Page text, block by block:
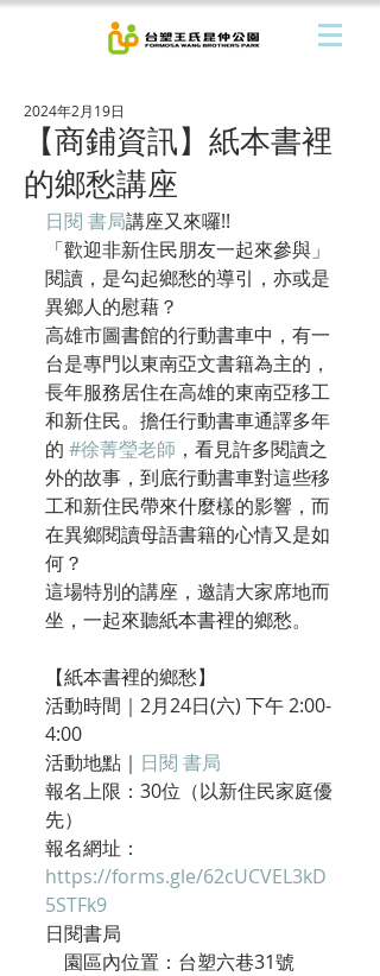
【商鋪資訊】紙本書裡
的鄉愁講座
2024年2月19日
日閱 書局講座又來囉!!
「歡迎非新住民朋友一起來參與」
閱讀，是勾起鄉愁的導引，亦或是
異鄉人的慰藉？
高雄市圖書館的行動書車中，有一
台是專門以東南亞文書籍為主的，
長年服務居住在高雄的東南亞移工
和新住民。擔任行動書車通譯多年
的 #徐菁瑩老師 ，看見許多閱讀之
外的故事，到底行動書車對這些移
工和新住民帶來什麼樣的影響，而
在異鄉閱讀母語書籍的心情又是如
何？
這場特別的講座，邀請大家席地而
坐，一起來聽紙本書裡的鄉愁。
【紙本書裡的鄉愁】
活動時間｜2月24日(六) 下午 2:00-
4:00
活動地點｜ 日閱 書局
報名上限：30位（以新住民家庭優
先）
報名網址：
https://forms.gle/62cUCVEL3kD
5STFk9
日閱書局
園區內位置：台塑六巷31號